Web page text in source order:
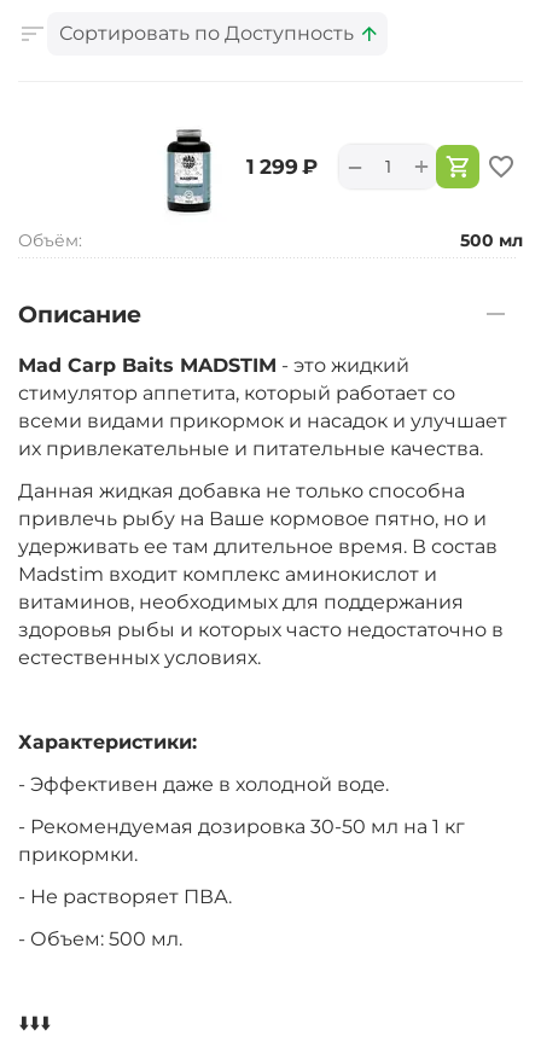
Сортировать по Доступность
‍1 299‍ ₽ +
−
Объём: 500 мл
Описание
Mad Carp Baits MADSTIM - это жидкий
стимулятор аппетита, который работает со
всеми видами прикормок и насадок и улучшает
их привлекательные и питательные качества.
Данная жидкая добавка не только способна
привлечь рыбу на Ваше кормовое пятно, но и
удерживать ее там длительное время. В состав
Madstim входит комплекс аминокислот и
витаминов, необходимых для поддержания
здоровья рыбы и которых часто недостаточно в
естественных условиях.
Характеристики:
- Эффективен даже в холодной воде.
- Рекомендуемая дозировка 30-50 мл на 1 кг
прикормки.
- Не растворяет ПВА.
- Объем: 500 мл.
⬇️⬇️⬇️